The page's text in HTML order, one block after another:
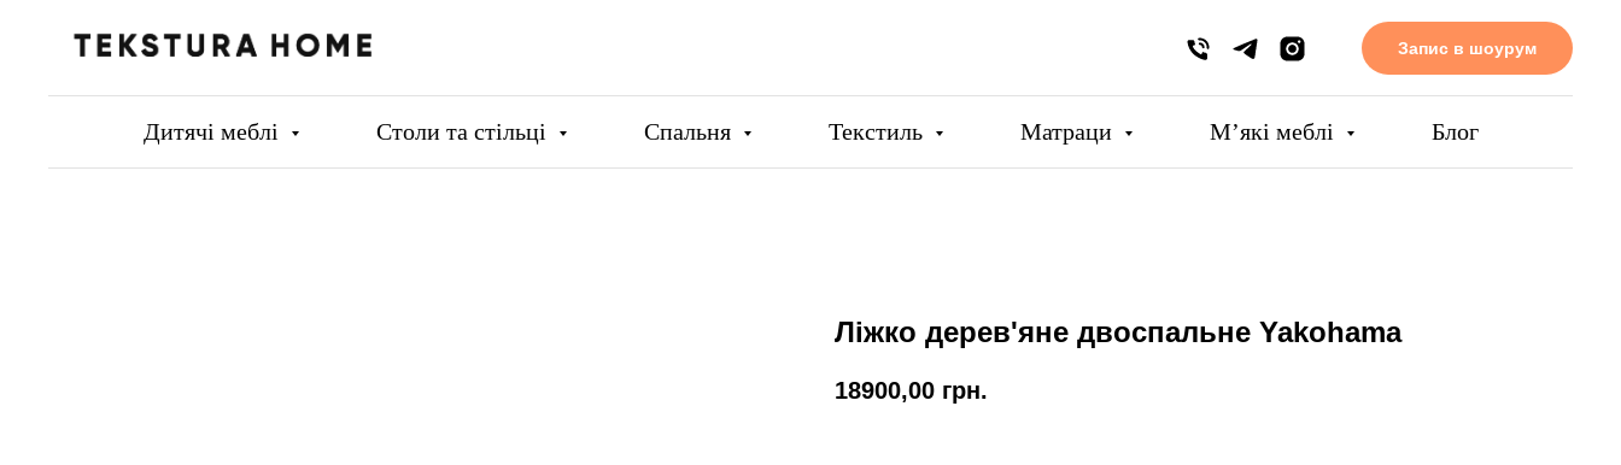
Запис в шоурум
Дитячі меблі Столи та стільці Спальня Текстиль Матраци Мʼякі меблі Блог
Ліжко дерев'яне двоспальне Yakohama
18900,00 грн.